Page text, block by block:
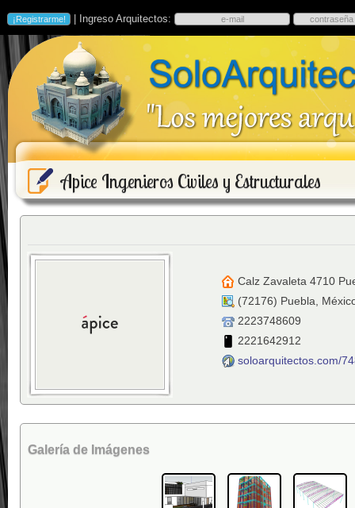
| Ingreso Arquitectos:
Apice Ingenieros Civiles y Estructurales
Calz Zavaleta 4710
(72176) Puebla
2223748609
2221642912
soloarquitectos.com/
Galería de Imágenes